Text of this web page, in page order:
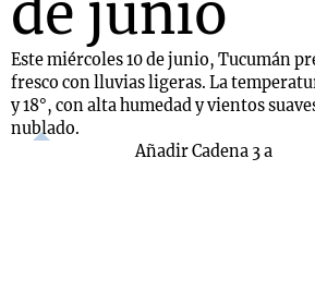
de junio
Este miércoles 10 de junio, Tucumán
fresco con lluvias ligeras. La
y 18°, con alta humedad y vientos
nublado.
Añadir Cadena 3 a